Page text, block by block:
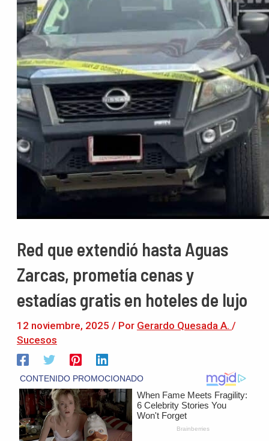
Red que extendió hasta Aguas
Zarcas, prometía cenas y
estadías gratis en hoteles de lujo
12 noviembre, 2025 / Por Gerardo Quesada A. /
Sucesos